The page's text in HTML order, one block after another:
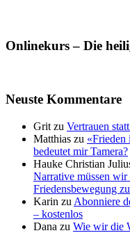
Onlinekurs – Die
Neuste Kommentare
Grit zu Vertrauen
Matthias zu «Frieden
bedeutet mir Tamera?
Hauke Christian
Narrative müssen
Friedensbewegung
Karin zu Abonniere
– kostenlos
Dana zu Wie wir die